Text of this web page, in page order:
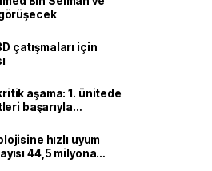
çatışmaları için
aşama: 1. ünitede
başarıyla
hızlı uyum
44,5 milyona